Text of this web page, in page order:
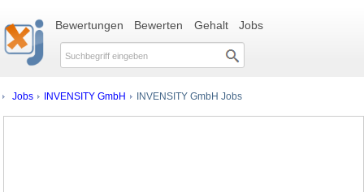
Bewertungen Bewerten Gehalt Jobs
Jobs INVENSITY GmbH INVENSITY GmbH Jobs